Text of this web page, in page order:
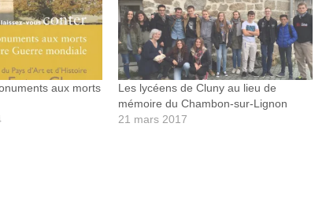
aux morts
Les lycéens de Cluny au lieu de
mémoire du Chambon-sur-Lignon
21 mars 2017